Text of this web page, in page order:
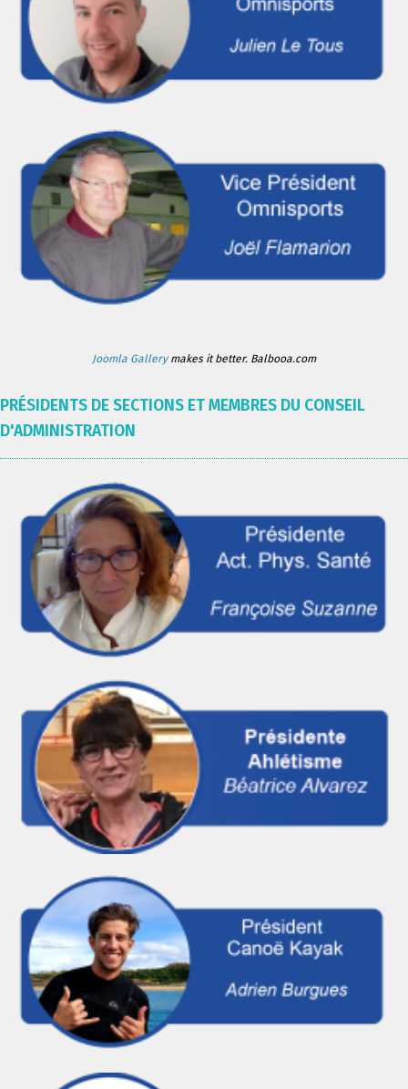
Joomla Gallerymakes it better. Balbooa.com
PRÉSIDENTS DE SECTIONS ET MEMBRES DU CONSEIL
D'ADMINISTRATION